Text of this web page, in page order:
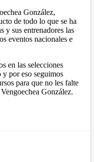
González,
de todo lo que se ha
y sus entrenadores las
eventos nacionales e
en las selecciones
y por eso seguimos
para que no les falte
González.